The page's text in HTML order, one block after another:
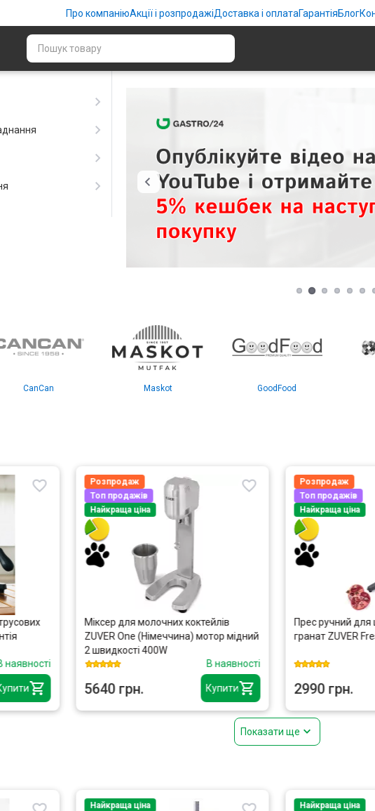
Про компаніюАкції і розпродажіДоставка і оплатаГарантіяБлог
CanCan Maskot GoodFood
наявності
Купити
Розпродаж
Топ продажів
Найкраща ціна
Міксер для молочних коктейлів
ZUVER One (Німеччина) мотор мідний
2 швидкості 400W
В наявності
5640 грн.
Розпродаж
Топ продажів
Найкраща ціна
Прес ручний для
гранат ZUVER
2990 грн.
Показати ще
Найкраща ціна Найкраща ціна